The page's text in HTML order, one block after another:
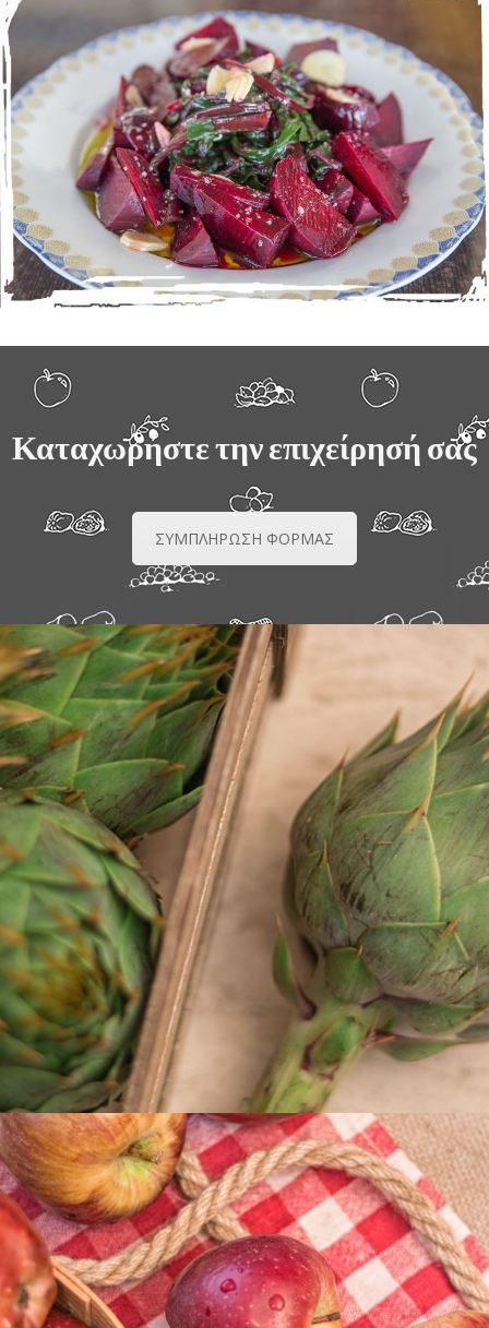
Καταχωρήστε την επιχείρησή σας
ΣΥΜΠΛΗΡΩΣΗ ΦΟΡΜΑΣ